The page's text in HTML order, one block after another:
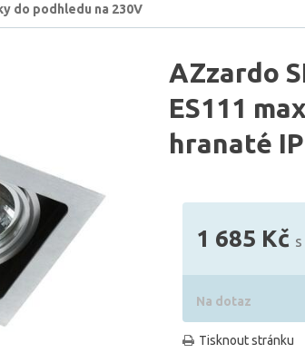
do podhledu na 230V
AZzardo
ES111
hranaté
1 685 Kč s
Na dotaz
Tisknout stránku